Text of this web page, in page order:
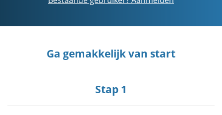
Ga gemakkelijk van start
Stap 1